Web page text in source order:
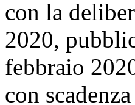
con la
2020,
febbraio
con